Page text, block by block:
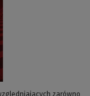
zarówno